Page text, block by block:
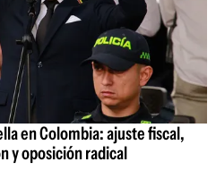
en Colombia: ajuste fiscal,
y oposición radical